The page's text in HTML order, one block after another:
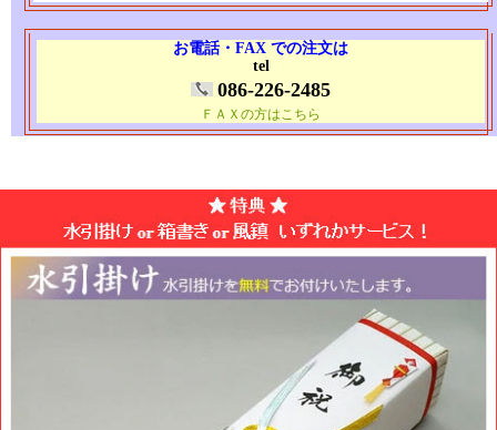
お電話・FAX での注文は
tel
086-226-2485
ＦＡＸの方はこちら